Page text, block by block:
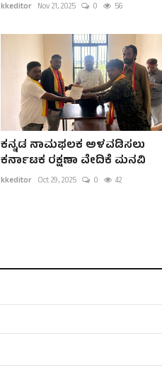
kkeditor Nov 21, 2025 0 56
ಕನ್ನಡ ನಾಮಫಲಕ ಅಳವಡಿಸಲು
ಕರ್ನಾಟಕ ರಕ್ಷಣಾ ವೇದಿಕೆ ಮನವಿ
kkeditor Oct 29, 2025 0 42